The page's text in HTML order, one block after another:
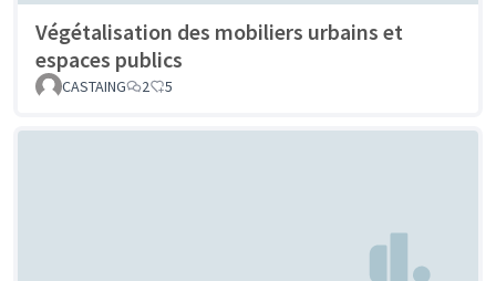
Végétalisation des mobiliers urbains et
espaces publics
CASTAING 2 5